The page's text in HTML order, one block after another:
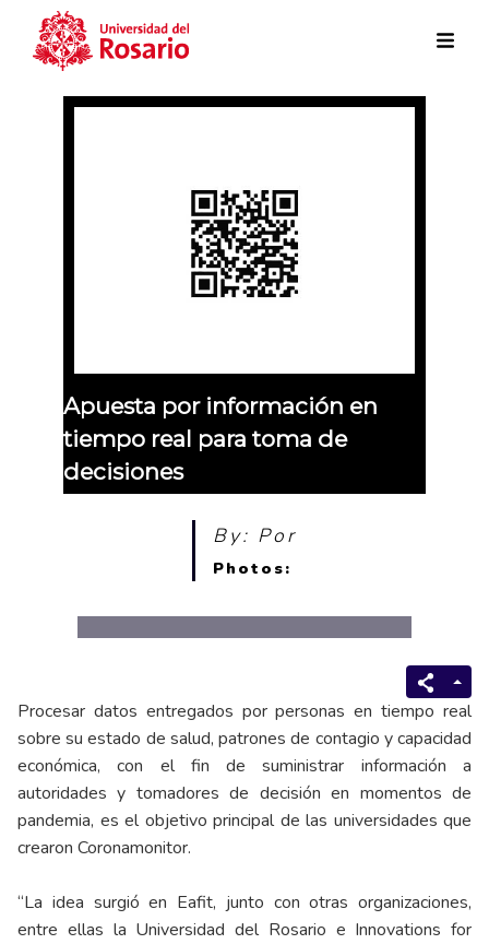
Skip to main content
Apuesta por información en
tiempo real para toma de
decisiones
By: Por
Photos:
Procesar datos entregados por personas en tiempo real
sobre su estado de salud, patrones de contagio y capacidad
económica, con el fin de suministrar información a
autoridades y tomadores de decisión en momentos de
pandemia, es el objetivo principal de las universidades que
crearon Coronamonitor.
“La idea surgió en Eafit, junto con otras organizaciones,
entre ellas la Universidad del Rosario e Innovations for